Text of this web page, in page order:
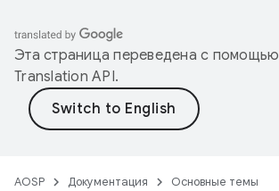
Эта страница переведена с помощью
Translation API.
AOSP Документация Основные темы